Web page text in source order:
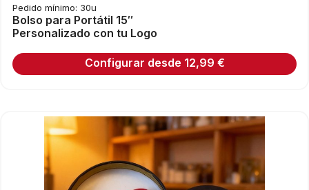
Pedido mínimo: 30u
Bolso para Portátil 15″
Personalizado con tu Logo
Configurar desde 12,99 €